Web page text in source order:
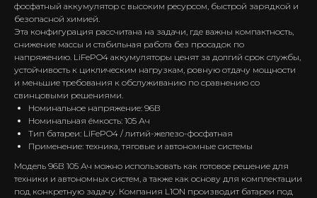
фосфатный аккумулятор с высоким ресурсом, быстрой зарядкой и
безопасной химией.
Эта конфигурация рассчитана на задачи, где важны компактность,
снижение массы и стабильная работа без просадок по
напряжению. LiFePO4 аккумуляторы ценят за долгий срок службы,
устойчивость к циклическим нагрузкам, ровную отдачу мощности
и меньшие требования к обслуживанию по сравнению со
свинцовыми решениями.
Номинальное напряжение: 96В
Номинальная ёмкость: 105 Ач
Тип батареи: LiFePO4 / литий-железо-фосфатная
Применение: техника, тяговые и автономные системы
Модель 96В 105 Ач можно использовать как готовое решение для
техники и автономных систем, а также как основу для комплектации
под конкретную задачу. Компания L1ON производит батареи под